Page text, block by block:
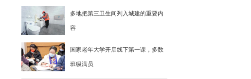
多地把第三卫生间列入城建的重要内
容
国家老年大学开启线下第一课，多数
班级满员